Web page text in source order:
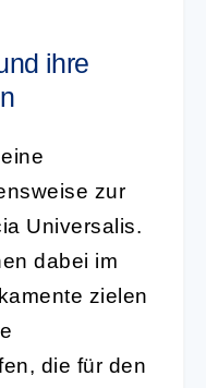
ihre
zur
Universalis.
dabei im
zielen
die für den